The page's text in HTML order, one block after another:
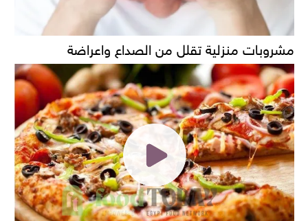
مشروبات منزلية تقلل من الصداع واعراضة